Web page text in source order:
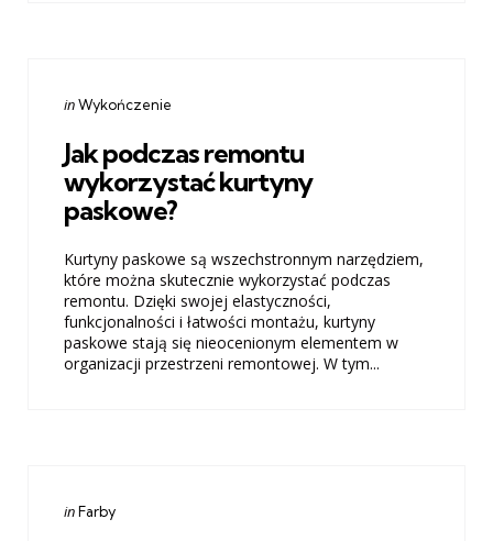
Categories
Posted
inWykończenie
Jak podczas remontu
wykorzystać kurtyny
paskowe?
Kurtyny paskowe są wszechstronnym narzędziem,
które można skutecznie wykorzystać podczas
remontu. Dzięki swojej elastyczności,
funkcjonalności i łatwości montażu, kurtyny
paskowe stają się nieocenionym elementem w
organizacji przestrzeni remontowej. W tym...
Categories
Posted
inFarby